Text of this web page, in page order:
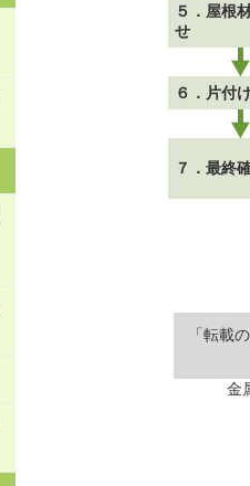
５．屋根
せ
６．片付
７．最終
「転載
金